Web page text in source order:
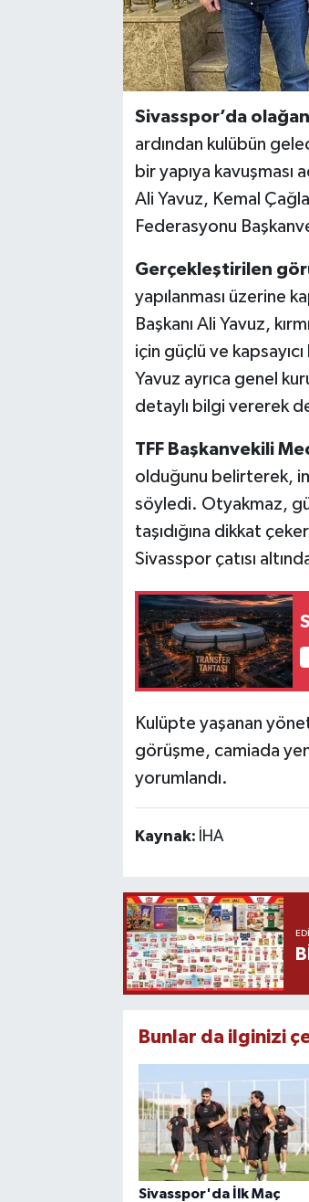
Sivasspor’da olağan
ardından kulübün
bir yapıya kavuşması
Ali Yavuz, Kemal
Federasyonu
Gerçekleştirilen
yapılanması üzerine
Başkanı Ali Yavuz,
için güçlü ve
Yavuz ayrıca genel
detaylı bilgi vererek
TFF Başkanvekili
olduğunu belirterek,
söyledi. Otyakmaz,
taşıdığına dikkat
Sivasspor çatısı
Kulüpte yaşanan
görüşme, camiada
yorumlandı.
Kaynak: İHA
Bunlar da ilginizi
Sivasspor'da İlk Maç